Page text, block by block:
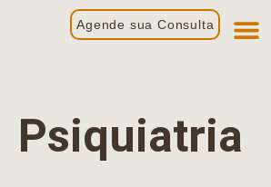
Agende sua Consulta
Psiquiatria